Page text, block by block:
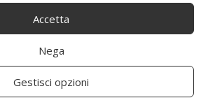
Accetta
Nega
Gestisci opzioni